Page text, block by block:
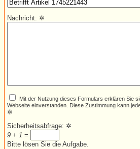
Nachricht: ✲
Mit der Nutzung dieses Formulars erklären Sie
Webseite einverstanden. Diese Zustimmung kann
✲
Sicherheitsabfrage: ✲
9 + 1 =
Bitte lösen Sie die Aufgabe.